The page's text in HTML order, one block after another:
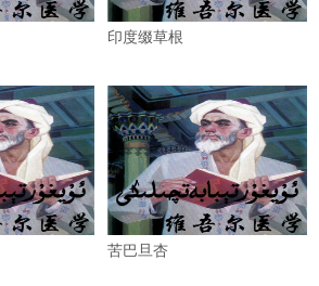
印度缀草根
苦巴旦杏